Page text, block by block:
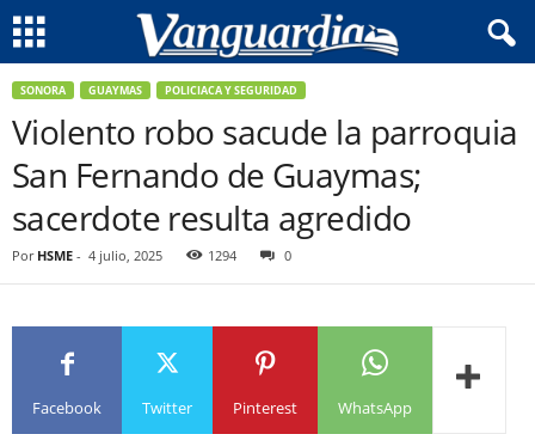
SONORA GUAYMAS POLICIACA Y SEGURIDAD
Violento robo sacude la parroquia
San Fernando de Guaymas;
sacerdote resulta agredido
Por HSME - 4 julio, 2025 1294 0
Facebook Twitter Pinterest WhatsApp